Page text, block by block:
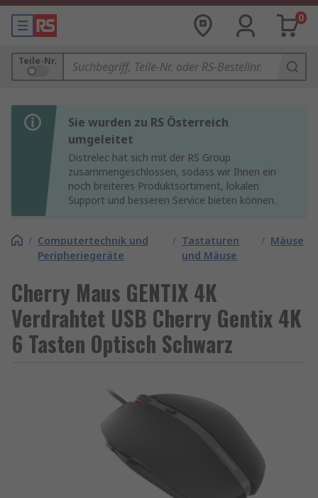
0
Teile-Nr.
Sie wurden zu RS Österreich
umgeleitet
Distrelec hat sich mit der RS Group
zusammengeschlossen, sodass wir Ihnen ein
noch breiteres Produktsortiment, lokalen
Support und besseren Service bieten können.
/ Computertechnik und
Peripheriegeräte
/ Tastaturen
und Mäuse
/ Mäuse
Cherry Maus GENTIX 4K
Verdrahtet USB Cherry Gentix 4K
6 Tasten Optisch Schwarz